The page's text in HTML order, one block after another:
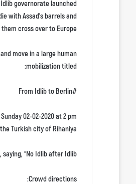
governorate launched
with Assad’s barrels and
cross over to Europe.
move in a large human
mobilization titled:
#From Idlib to Berlin
02-02-2020 at 2 pm.
Turkish city of Rihaniya.
“No Idlib after Idlib.”
Crowd directions: